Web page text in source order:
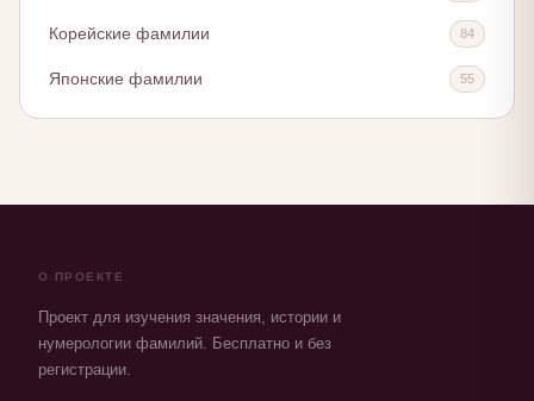
Корейские фамилии 84
Японские фамилии 55
О ПРОЕКТЕ
Проект для изучения значения, истории и
нумерологии фамилий. Бесплатно и без
регистрации.